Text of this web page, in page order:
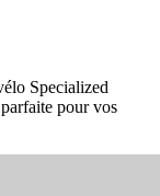
Specialized
pour vos